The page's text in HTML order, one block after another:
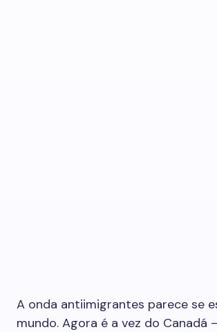
A onda antiimigrantes parece se
mundo. Agora é a vez do Canadá